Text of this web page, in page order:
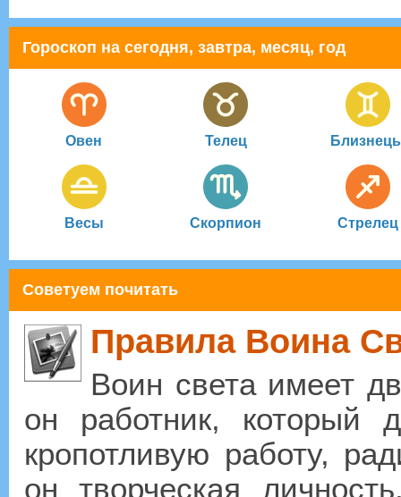
Гороскоп на сегодня, завтра, месяц, год
Овен Телец
Весы Скорпион Стрелец
Советуем почитать
Правила Воина
Воин света имеет
он работник, который
кропотливую работу,
он творческая